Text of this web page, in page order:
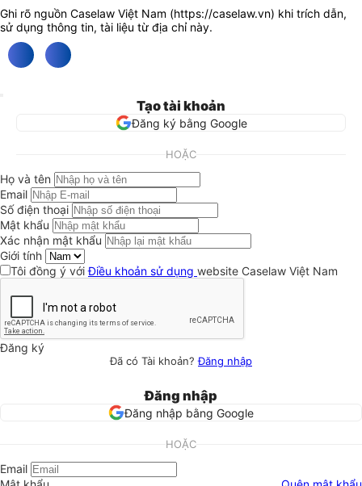
Ghi rõ nguồn Caselaw Việt Nam (https://caselaw.vn) khi trích dẫn,
sử dụng thông tin, tài liệu từ địa chỉ này.
Tạo tài khoản
Đăng ký bằng Google
HOẶC
Họ và tên
Email
Số điện thoại
Mật khẩu
Xác nhận mật khẩu
Giới tính
Tôi đồng ý vớiĐiều khoản sử dụng website Caselaw Việt Nam
Đăng ký
Đã có Tài khoản?Đăng nhập
Đăng nhập
Đăng nhập bằng Google
HOẶC
Email